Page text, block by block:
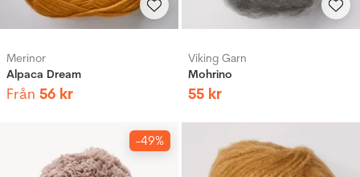
Merinor
Alpaca Dream
Från 56 kr
Viking Garn
Mohrino
55 kr
-49%